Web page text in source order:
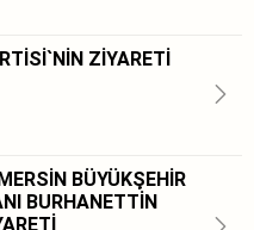
ZİYARETİ
BÜYÜKŞEHİR
BURHANETTİN